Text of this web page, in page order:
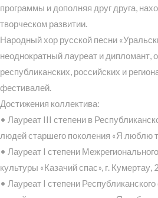
программы и дополняя друг друга,
творческом развитии.
Народный хор русской песни
неоднократный лауреат и дипломант,
республиканских, российских и
фестивалей.
Достижения коллектива:
• Лауреат III степени в
людей старшего поколения «Я люблю
• Лауреат I степени
культуры «Казачий спас», г. Кумертау,
• Лауреат I степени